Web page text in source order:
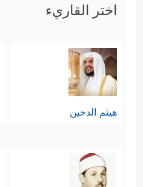
اختر القاريء
هيثم الدخين